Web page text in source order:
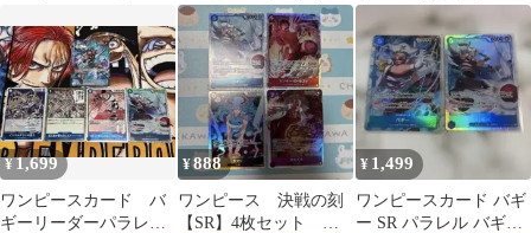
ム 決戦の刻 まとめ売り
9枚セット
¥1,699
ワンピースカード バ
ギーリーダーパラレ
¥888
ワンピース 決戦の刻
【SR】4枚セット ル
¥ 1,499
ワンピースカード バギ
ー SR パラレル バギー